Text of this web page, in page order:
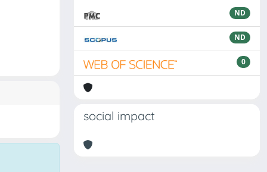
ND
ND
0
social impact